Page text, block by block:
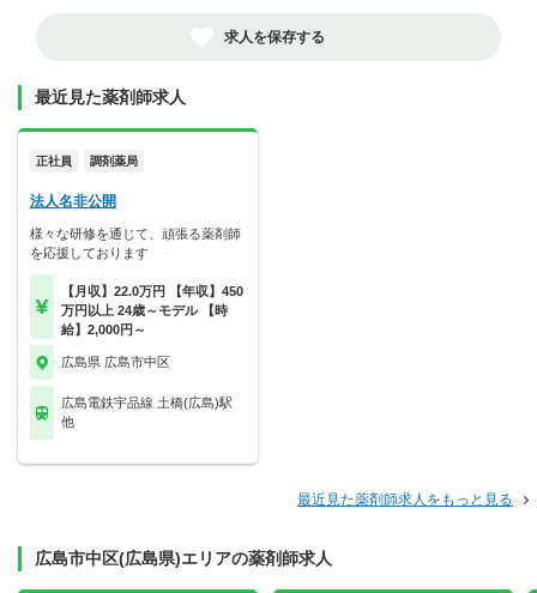
求人を保存する
最近見た薬剤師求人
正社員 調剤薬局
法人名非公開
様々な研修を通じて、頑張る薬剤師
を応援しております
【月収】22.0万円 【年収】450
万円以上 24歳～モデル 【時
給】2,000円～
広島県 広島市中区
広島電鉄宇品線 土橋(広島)駅
他
最近見た薬剤師求人をもっと見る
広島市中区(広島県)エリアの薬剤師求人